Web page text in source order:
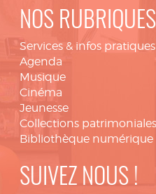
NOS RUBRIQUES
Services & infos pratiques
Agenda
Musique
Cinéma
Jeunesse
Collections patrimoniales
Bibliothèque numérique
SUIVEZ NOUS !